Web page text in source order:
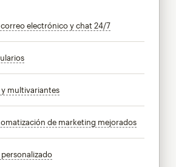
electrónico y chat 24/7info
info
y multivariantesinfo
de marketing mejoradosinfo
info